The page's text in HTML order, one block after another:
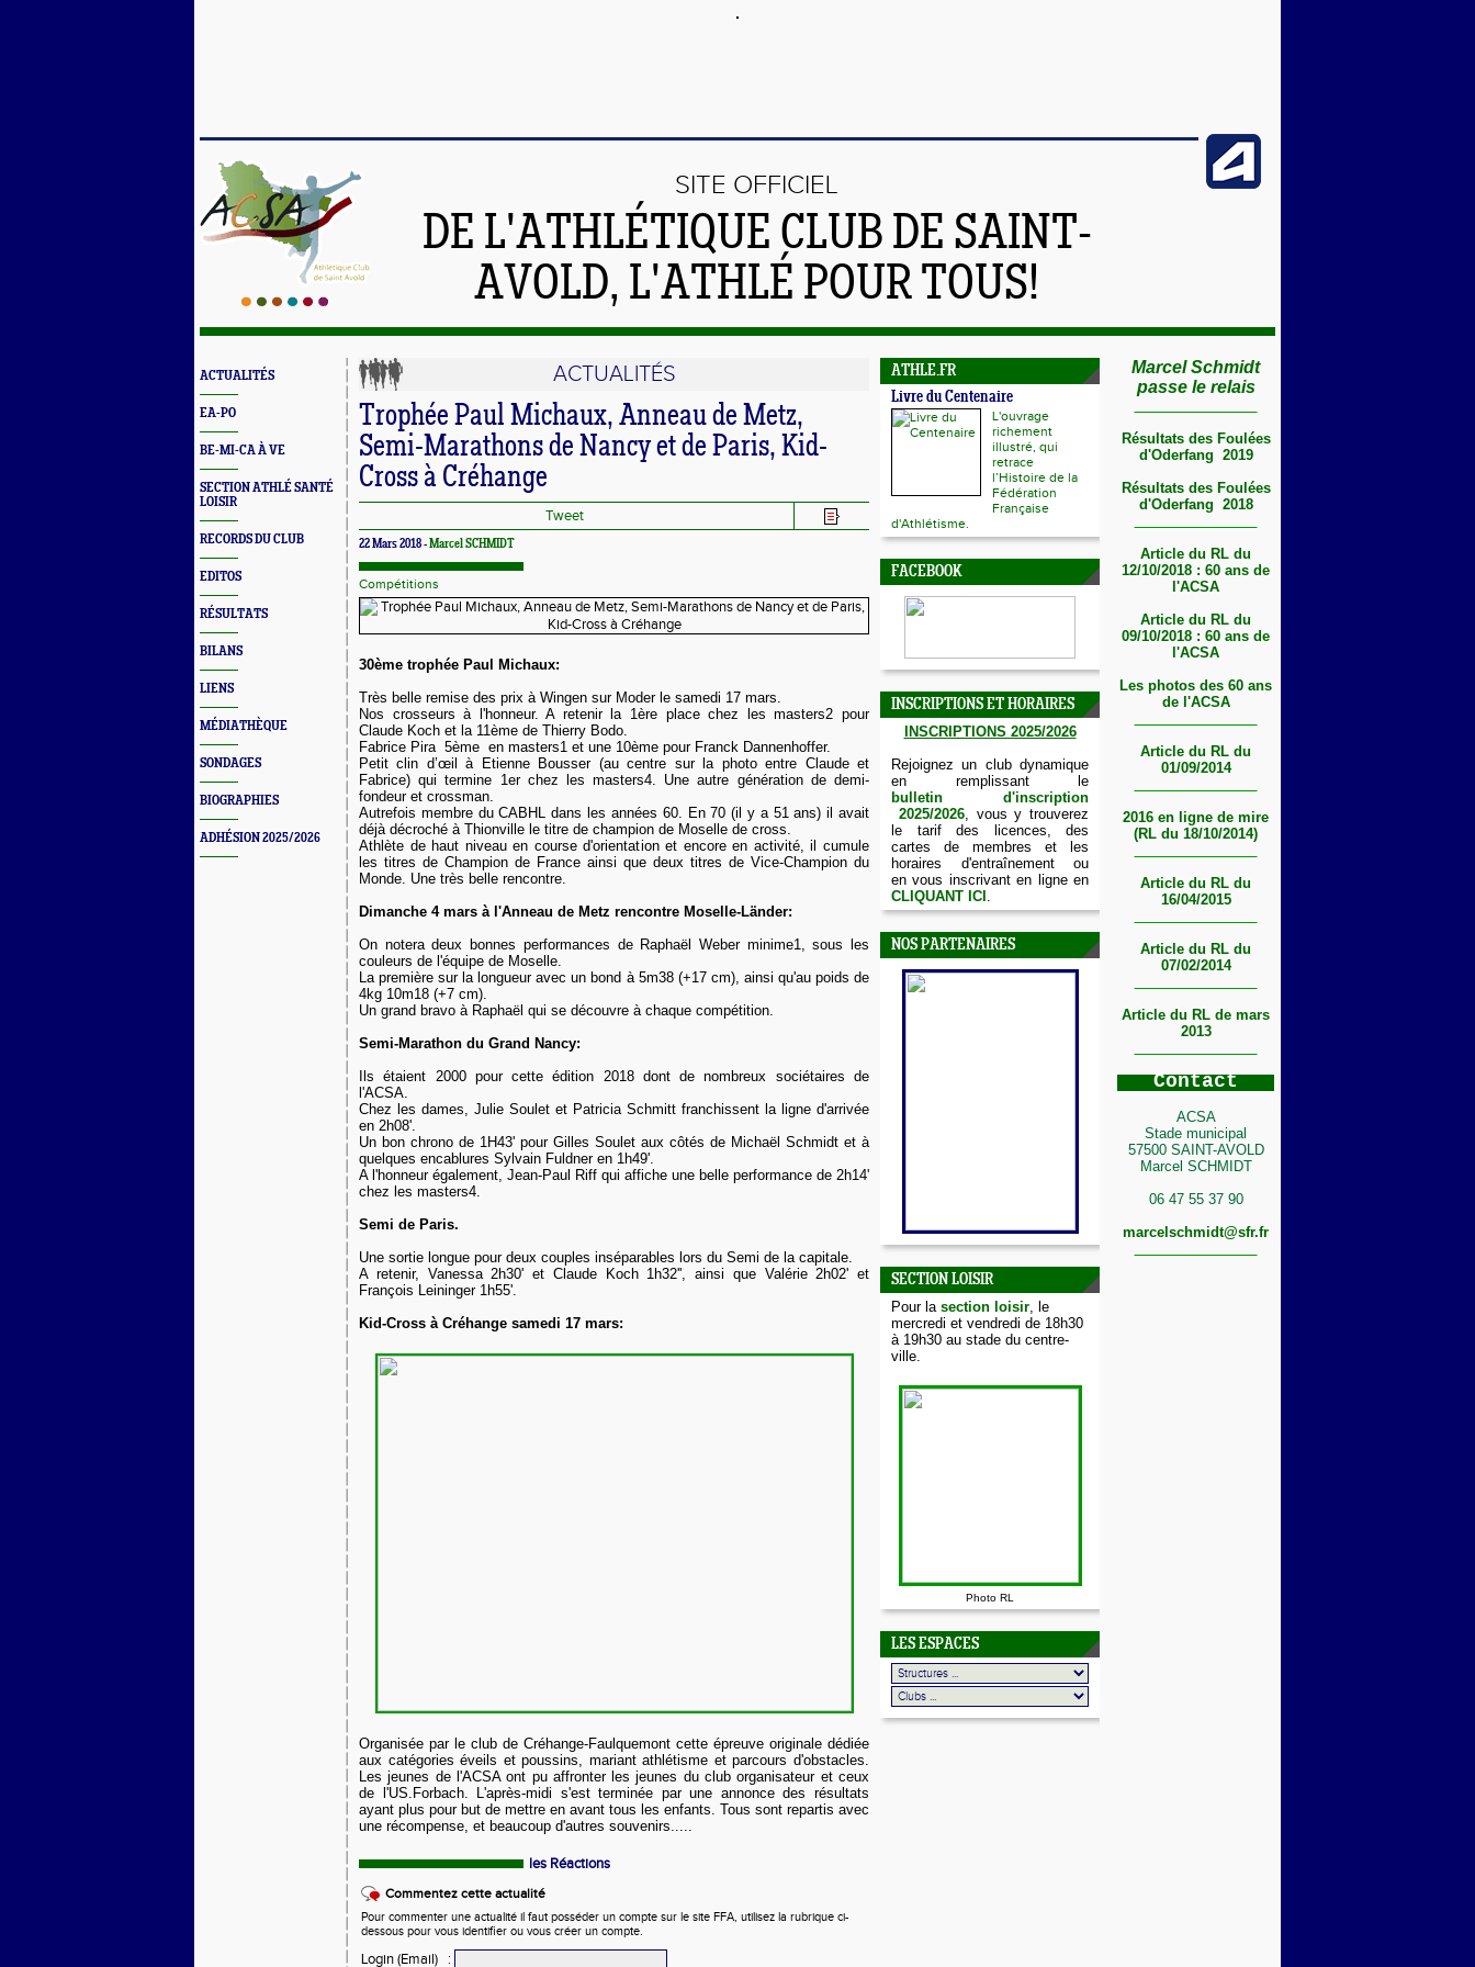
SITE OFFICIEL
DE L'ATHLÉTIQUE CLUB DE SAINT-
AVOLD, L'ATHLÉ POUR TOUS!
ACTUALITÉS
EA-PO
BE-MI-CA À VE
SECTION ATHLÉ SANTÉ
LOISIR
RECORDS DU CLUB
EDITOS
RÉSULTATS
BILANS
LIENS
MÉDIATHÈQUE
SONDAGES
BIOGRAPHIES
ADHÉSION 2025/2026
ACTUALITÉS
Trophée Paul Michaux, Anneau de Metz,
Semi-Marathons de Nancy et de Paris, Kid-
Cross à Créhange
Tweet
22 Mars 2018 -Marcel SCHMIDT
Compétitions
30ème trophée Paul Michaux:
Très belle remise des prix à Wingen sur Moder le samedi 17 mars.
Nos crosseurs à l'honneur. A retenir la 1ère place chez les masters2 pour
Claude Koch et la 11ème de Thierry Bodo.
Fabrice Pira 5ème en masters1 et une 10ème pour Franck Dannenhoffer.
Petit clin d’œil à Etienne Bousser (au centre sur la photo entre Claude et
Fabrice) qui termine 1er chez les masters4. Une autre génération de demi-
fondeur et crossman.
Autrefois membre du CABHL dans les années 60. En 70 (il y a 51 ans) il avait
déjà décroché à Thionville le titre de champion de Moselle de cross.
Athlète de haut niveau en course d'orientation et encore en activité, il cumule
les titres de Champion de France ainsi que deux titres de Vice-Champion du
Monde. Une très belle rencontre.
Dimanche 4 mars à l'Anneau de Metz rencontre Moselle-Länder:
On notera deux bonnes performances de Raphaël Weber minime1, sous les
couleurs de l'équipe de Moselle.
La première sur la longueur avec un bond à 5m38 (+17 cm), ainsi qu'au poids de
4kg 10m18 (+7 cm).
Un grand bravo à Raphaël qui se découvre à chaque compétition.
Semi-Marathon du Grand Nancy:
Ils étaient 2000 pour cette édition 2018 dont de nombreux sociétaires de
l'ACSA.
Chez les dames, Julie Soulet et Patricia Schmitt franchissent la ligne d'arrivée
en 2h08'.
Un bon chrono de 1H43' pour Gilles Soulet aux côtés de Michaël Schmidt et à
quelques encablures Sylvain Fuldner en 1h49'.
A l'honneur également, Jean-Paul Riff qui affiche une belle performance de 2h14'
chez les masters4.
Semi de Paris.
Une sortie longue pour deux couples inséparables lors du Semi de la capitale.
A retenir, Vanessa 2h30' et Claude Koch 1h32'', ainsi que Valérie 2h02' et
François Leininger 1h55'.
Kid-Cross à Créhange samedi 17 mars:
Organisée par le club de Créhange-Faulquemont cette épreuve originale dédiée
aux catégories éveils et poussins, mariant athlétisme et parcours d'obstacles.
Les jeunes de l'ACSA ont pu affronter les jeunes du club organisateur et ceux
de l'US.Forbach. L'après-midi s'est terminée par une annonce des résultats
ayant plus pour but de mettre en avant tous les enfants. Tous sont repartis avec
une récompense, et beaucoup d'autres souvenirs.....
les Réactions
Commentez cette actualité
Pour commenter une actualité il faut posséder un compte sur le site FFA, utilisez la rubrique ci-
dessous pour vous identifier ou vous créer un compte.
Login (Email)
:
ATHLE.FR
Livre du Centenaire
L'ouvrage
richement
illustré, qui
retrace
l’Histoire de la
Fédération
Française
d'Athlétisme.
FACEBOOK
INSCRIPTIONS ET HORAIRES
INSCRIPTIONS 2025/2026
Rejoignez un club dynamique
en remplissant le
bulletin d'inscription
2025/2026, vous y trouverez
le tarif des licences, des
cartes de membres et les
horaires d'entraînement ou
en vous inscrivant en ligne en
CLIQUANT ICI .
NOS PARTENAIRES
SECTION LOISIR
Pour la section loisir, le
mercredi et vendredi de 18h30
à 19h30 au stade du centre-
ville.
Photo RL
LES ESPACES
Marcel Schmidt
passe le relais
Résultats des Foulées
d'Oderfang 2019
Résultats des Foulées
d'Oderfang 2018
Article du RL du
12/10/2018 : 60 ans de
l'ACSA
Article du RL du
09/10/2018 : 60 ans de
l'ACSA
Les photos des 60 ans
de l'ACSA
Article du RL du
01/09/2014
2016 en ligne de mire
(RL du 18/10/2014)
Article du RL du
16/04/2015
Article du RL du
07/02/2014
Article du RL de mars
2013
Contact
ACSA
Stade municipal
57500 SAINT-AVOLD
Marcel SCHMIDT
06 47 55 37 90
marcelschmidt@sfr.fr